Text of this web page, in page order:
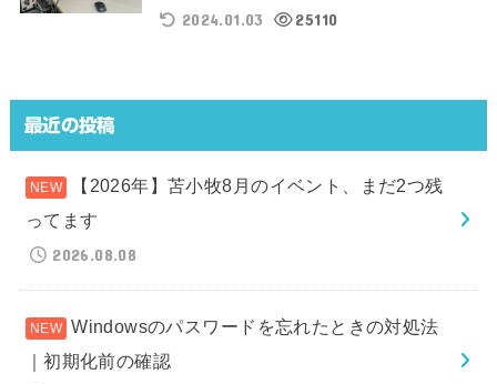
2024.01.03
25110
最近の投稿
【2026年】苫小牧8月のイベント、まだ2つ残
ってます
2026.08.08
Windowsのパスワードを忘れたときの対処法
｜初期化前の確認